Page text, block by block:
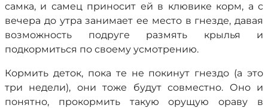
самка, и самец приносит ей в клювике корм, а с
вечера до утра занимает ее место в гнезде, давая
возможность подруге размять крылья и
подкормиться по своему усмотрению.
Кормить деток, пока те не покинут гнездо (а это
три недели), они тоже будут совместно. Оно и
понятно, прокормить такую орущую ораву в